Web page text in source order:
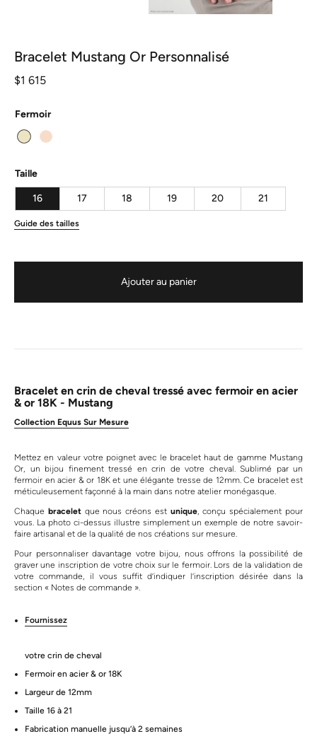
Bracelet Mustang Or Personnalisé
$1 615
Fermoir
Taille
16 17 18 19 20 21
Guide des tailles
Ajouter au panier
Bracelet en crin de cheval tressé avec fermoir en acier
& or 18K - Mustang
Collection Equus Sur Mesure
Mettez en valeur votre poignet avec le bracelet haut de gamme Mustang
Or, un bijou finement tressé en crin de votre cheval. Sublimé par un
fermoir en acier & or 18K et une élégante tresse de 12mm. Ce bracelet est
méticuleusement façonné à la main dans notre atelier monégasque.
Chaque braceletque nous créons est unique, conçu spécialement pour
vous. La photo ci-dessus illustre simplement un exemple de notre savoir-
faire artisanal et de la qualité de nos créations sur mesure.
Pour personnaliser davantage votre bijou, nous offrons la possibilité de
graver une inscription de votre choix sur le fermoir. Lors de la validation de
votre commande, il vous suffit d’indiquer l’inscription désirée dans la
section « Notes de commande ».
Fournissez
votre crin de cheval
Fermoir en acier & or 18K
Largeur de 12mm
Taille 16 à 21
Fabrication manuelle jusqu’à 2 semaines